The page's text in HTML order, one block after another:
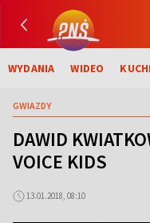
WYDANIA WIDEO
GWIAZDY
DAWID
VOICE KIDS
13.01.2018, 08:10